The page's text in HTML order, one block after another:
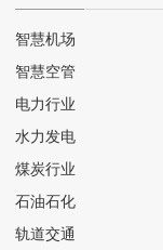
智慧机场
智慧空管
电力行业
水力发电
煤炭行业
石油石化
轨道交通